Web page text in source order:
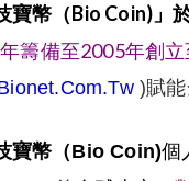
寶幣（Bio Coin)」
籌備至2005年創立
)賦能
寶幣（Bio Coin)個